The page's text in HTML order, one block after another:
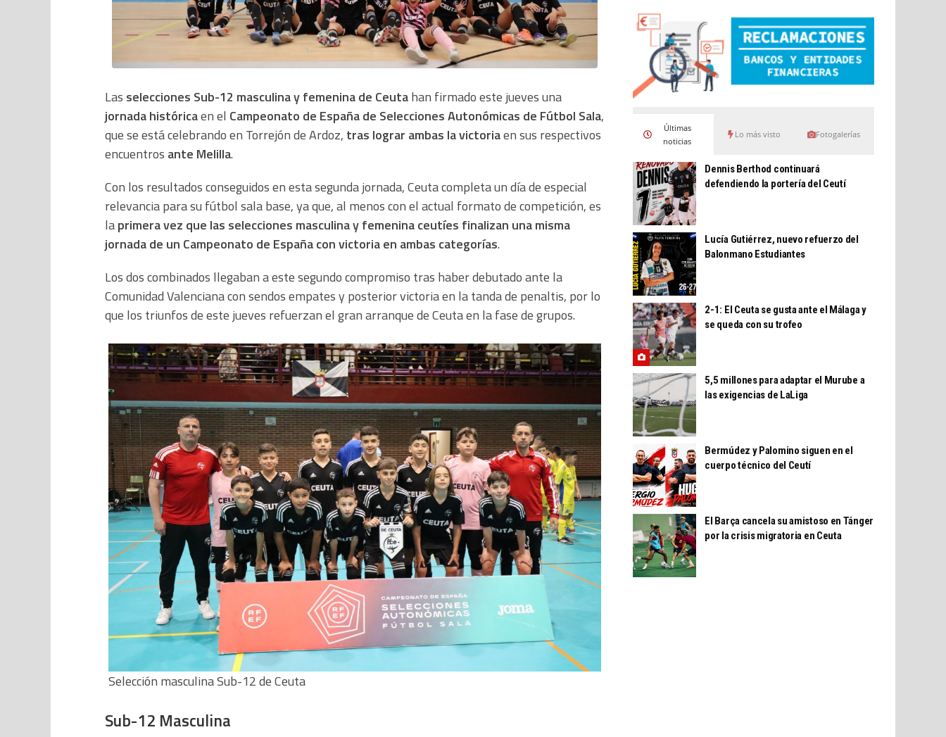
Las selecciones Sub-12 masculina y femenina de Ceutahan firmado este jueves una
jornada históricaen el Campeonato de España de Selecciones Autonómicas de Fútbol Sala,
que se está celebrando en Torrejón de Ardoz, tras lograr ambas la victoriaen sus respectivos
encuentros ante Melilla.
Con los resultados conseguidos en esta segunda jornada, Ceuta completa un día de especial
relevancia para su fútbol sala base, ya que, al menos con el actual formato de competición, es
laprimera vez que las selecciones masculina y femenina ceutíes finalizan una misma
jornada de un Campeonato de España con victoria en ambas categorías.
Los dos combinados llegaban a este segundo compromiso tras haber debutado ante la
Comunidad Valenciana con sendos empates y posterior victoria en la tanda de penaltis, por lo
que los triunfos de este jueves refuerzan el gran arranque de Ceuta en la fase de grupos.
Selección masculina Sub-12 de Ceuta
Sub-12 Masculina
Últimas
noticias
Lo más visto Fotogalerías
Dennis Berthod continuará
defendiendo la portería del Ceutí
Lucía Gutiérrez, nuevo refuerzo del
Balonmano Estudiantes
2-1: El Ceuta se gusta ante el Málaga y
se queda con su trofeo
5,5 millones para adaptar el Murube a
las exigencias de LaLiga
Bermúdez y Palomino siguen en el
cuerpo técnico del Ceutí
El Barça cancela su amistoso en Tánger
por la crisis migratoria en Ceuta